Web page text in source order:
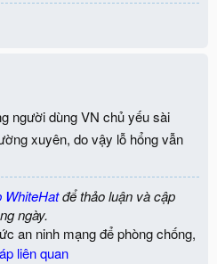
người dùng VN chủ yếu sài
xuyên, do vậy lỗ hổng vẫn
WhiteHatđể thảo luận và cập
ngày.
an ninh mạng để phòng chống,
liên quan